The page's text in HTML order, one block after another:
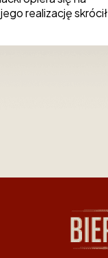
realizację skrócił